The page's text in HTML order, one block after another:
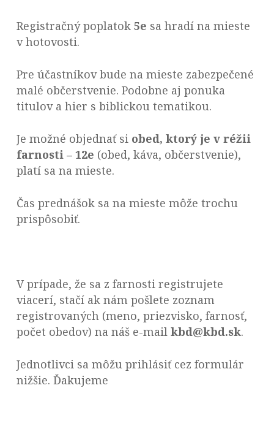
Registračný poplatok 5e sa hradí na mieste
v hotovosti.
Pre účastníkov bude na mieste zabezpečené
malé občerstvenie. Podobne aj ponuka
titulov a hier s biblickou tematikou.
Je možné objednať si obed, ktorý je v réžii
farnosti – 12e (obed, káva, občerstvenie),
platí sa na mieste.
Čas prednášok sa na mieste môže trochu
prispôsobiť.
V prípade, že sa z farnosti registrujete
viacerí, stačí ak nám pošlete zoznam
registrovaných (meno, priezvisko, farnosť,
počet obedov) na náš e-mail kbd@kbd.sk.
Jednotlivci sa môžu prihlásiť cez formulár
nižšie. Ďakujeme